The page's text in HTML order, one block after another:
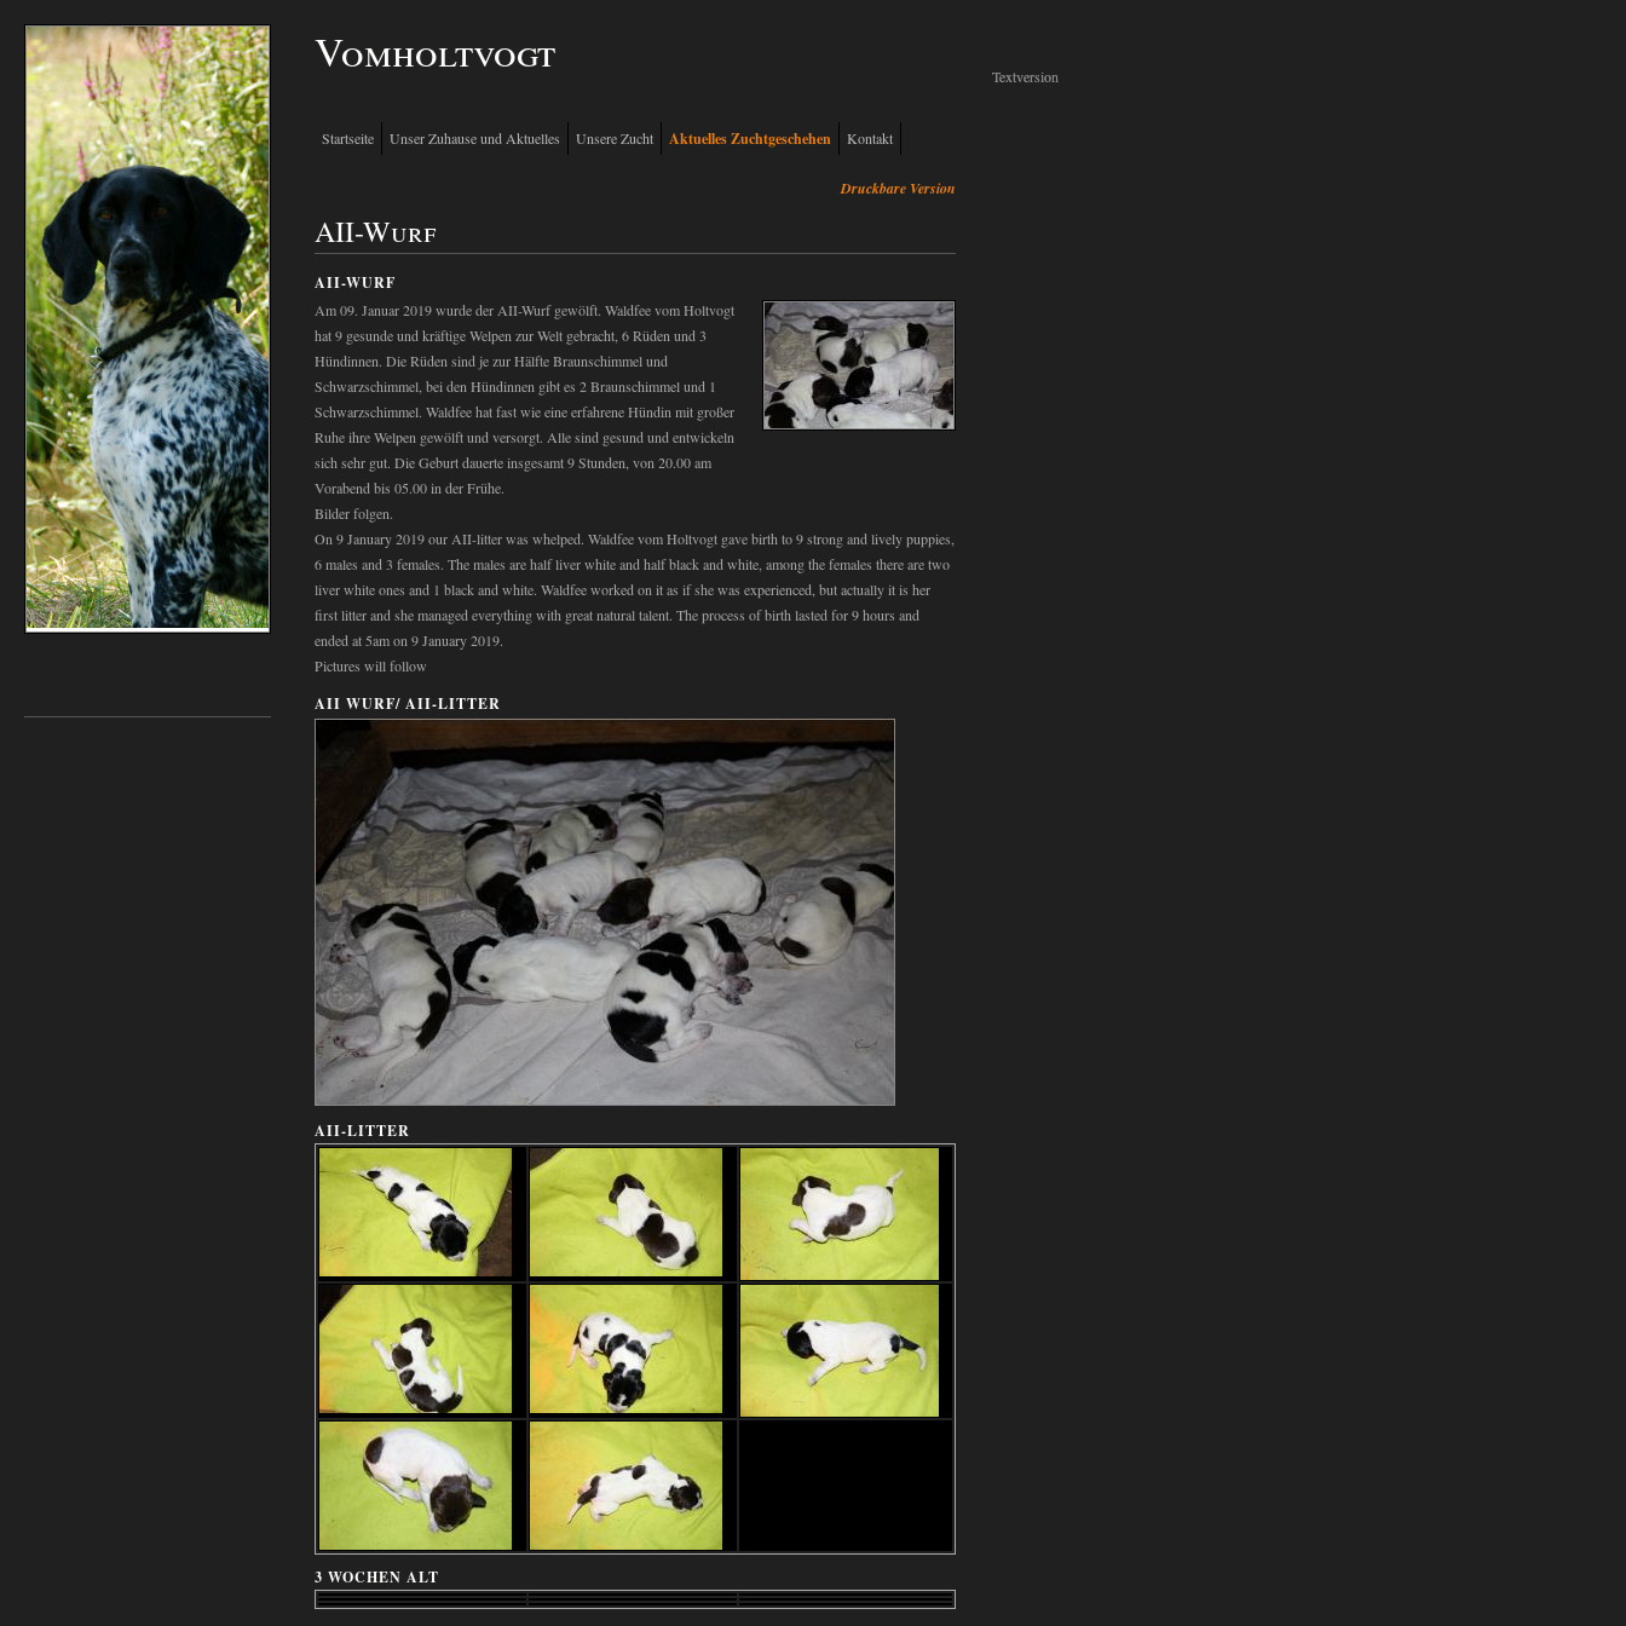
Vomholtvogt Textversion
Textversion
Startseite Unser Zuhause und Aktuelles Unsere Zucht Aktuelles Zuchtgeschehen Kontakt
Druckbare Version
AII-Wurf
AII-WURF
Am 09. Januar 2019 wurde der AII-Wurf gewölft. Waldfee vom Holtvogt
hat 9 gesunde und kräftige Welpen zur Welt gebracht, 6 Rüden und 3
Hündinnen. Die Rüden sind je zur Hälfte Braunschimmel und
Schwarzschimmel, bei den Hündinnen gibt es 2 Braunschimmel und 1
Schwarzschimmel. Waldfee hat fast wie eine erfahrene Hündin mit großer
Ruhe ihre Welpen gewölft und versorgt. Alle sind gesund und entwickeln
sich sehr gut. Die Geburt dauerte insgesamt 9 Stunden, von 20.00 am
Vorabend bis 05.00 in der Frühe.
Bilder folgen.
On 9 January 2019 our AII-litter was whelped. Waldfee vom Holtvogt gave birth to 9 strong and lively puppies,
6 males and 3 females. The males are half liver white and half black and white, among the females there are two
liver white ones and 1 black and white. Waldfee worked on it as if she was experienced, but actually it is her
first litter and she managed everything with great natural talent. The process of birth lasted for 9 hours and
ended at 5am on 9 January 2019.
Pictures will follow
AII WURF/ AII-LITTER
AII-LITTER
3 WOCHEN ALT